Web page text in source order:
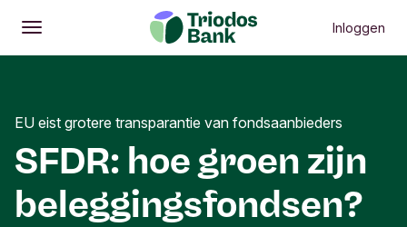
Openen
Hoofdmenu Inloggen
SFDR: hoe groen zijn
beleggingsfondsen?
EU eist grotere transparantie van fondsaanbieders